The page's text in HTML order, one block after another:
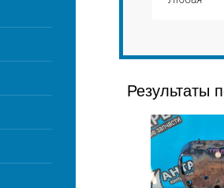
Результаты